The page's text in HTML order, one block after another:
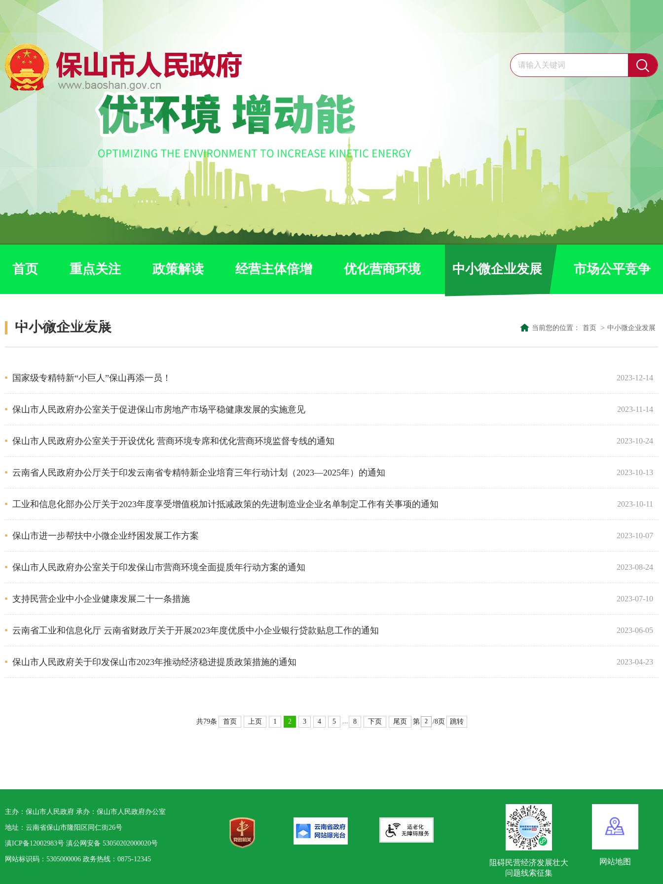
首页 重点关注 政策解读 经营主体倍增 优化营商环境 中小微企业发展 市场公平竞争
培育技术创新主体
中小微企业发展 当前您的位置： 首页 > 中小微企业发展
国家级专精特新“小巨人”保山再添一员！ 2023-12-14
保山市人民政府办公室关于促进保山市房地产市场平稳健康发展的实施意见 2023-11-14
保山市人民政府办公室关于开设优化 营商环境专席和优化营商环境监督专线的通知 2023-10-24
云南省人民政府办公厅关于印发云南省专精特新企业培育三年行动计划（2023—2025年）的通知 2023-10-13
工业和信息化部办公厅关于2023年度享受增值税加计抵减政策的先进制造业企业名单制定工作有关事项的通知 2023-10-11
保山市进一步帮扶中小微企业纾困发展工作方案 2023-10-07
保山市人民政府办公室关于印发保山市营商环境全面提质年行动方案的通知 2023-08-24
支持民营企业中小企业健康发展二十一条措施 2023-07-10
云南省工业和信息化厅 云南省财政厅关于开展2023年度优质中小企业银行贷款贴息工作的通知 2023-06-05
保山市人民政府关于印发保山市2023年推动经济稳进提质政策措施的通知 2023-04-23
共79条 首页 上页 1 2 3 4 5 ... 8 下页 尾页 第 /8页 跳转
主办：保山市人民政府 承办：保山市人民政府办公室
地址：云南省保山市隆阳区同仁街26号
滇ICP备12002983号 滇公网安备 53050202000020号
网站标识码：5305000006 政务热线：0875-12345
阻碍民营经济发展壮大
问题线索征集
网站地图